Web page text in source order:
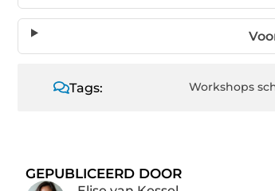
Tags: Workshops
GEPUBLICEERD DOOR